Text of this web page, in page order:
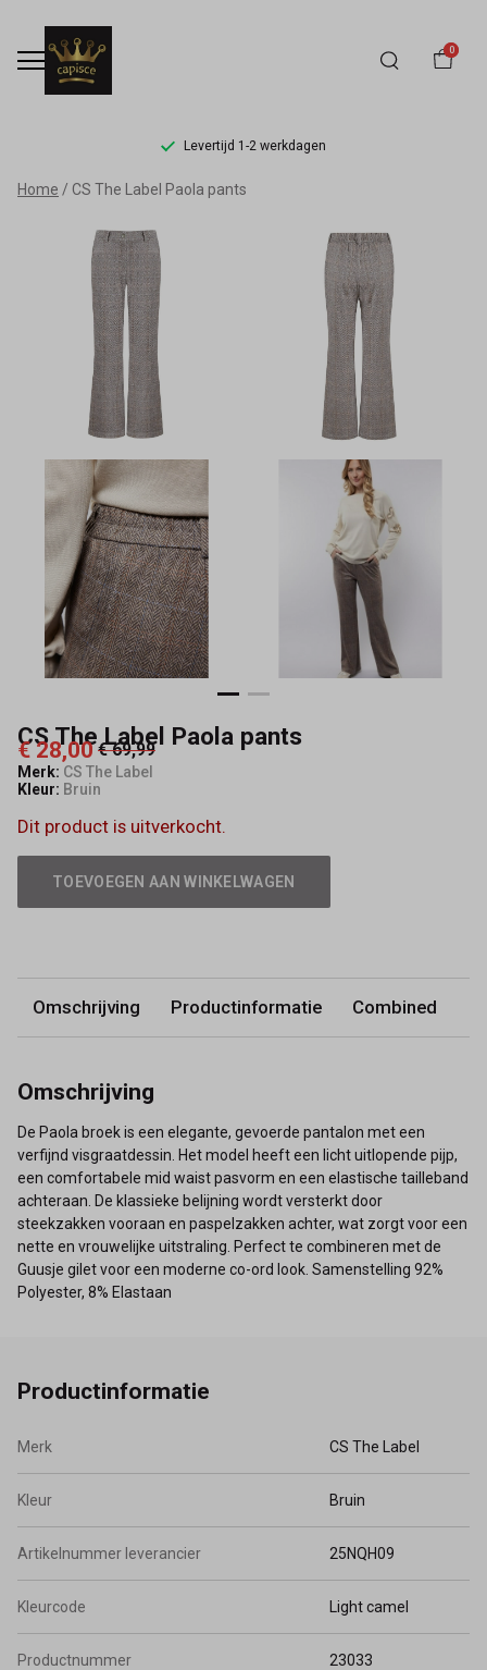
0
Levertijd 1-2 werkdagen
CS
Label
Paola
pants
Capisce
Mode
Home CS The Label Paola pants
CS The Label Paola pants
€ 28,00 € 69,99
Merk: CS The Label
Kleur: Bruin
Dit product is uitverkocht.
TOEVOEGEN AAN WINKELWAGEN
Omschrijving Productinformatie Combined
Omschrijving
De Paola broek is een elegante, gevoerde pantalon met een
verfijnd visgraatdessin. Het model heeft een licht uitlopende pijp,
een comfortabele mid waist pasvorm en een elastische tailleband
achteraan. De klassieke belijning wordt versterkt door
steekzakken vooraan en paspelzakken achter, wat zorgt voor een
nette en vrouwelijke uitstraling. Perfect te combineren met de
Guusje gilet voor een moderne co-ord look. Samenstelling 92%
Polyester, 8% Elastaan
Productinformatie
Merk CS The Label
Kleur Bruin
Artikelnummer leverancier 25NQH09
Kleurcode Light camel
Productnummer 23033